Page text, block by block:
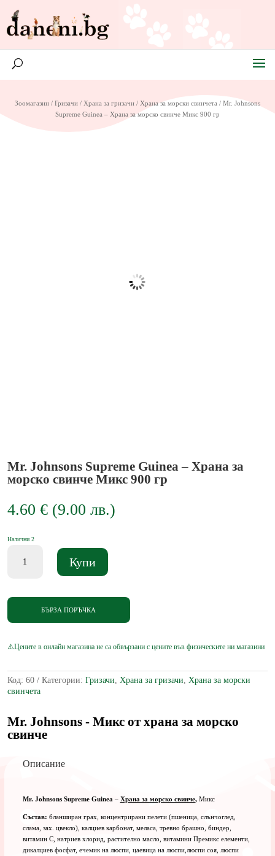
Зоомагазин/ Гризачи/ Храна за гризачи/ Храна за морски свинчета / Mr. Johnsons
Supreme Guinea – Храна за морско свинче Микс 900 гр
Mr. Johnsons Supreme Guinea – Храна за
морско свинче Микс 900 гр
4.60 € (9.00 лв.)
Налични 2
морско
Микс
900
гр
Купи
БЪРЗА ПОРЪЧКА
Код: 60 Категории: Гризачи, Храна за гризачи, Храна за морски
свинчета
Mr. Johnsons - Микс от храна за морско
свинче
Описание
Mr. Johnsons Supreme Guinea – Храна за морско свинче,Микс
Състав: бланширан грах, концентрирани пелети (пшеница, слънчоглед,
слама, зах. цвекло), калциев карбонат, меласа, тревно брашно, биндер,
витамин С, натриев хлорид, растително масло, витамини Премикс елементи,
дикалциев фосфат, ечемик на люспи, цаевица на люспи,люспи соя, люспи